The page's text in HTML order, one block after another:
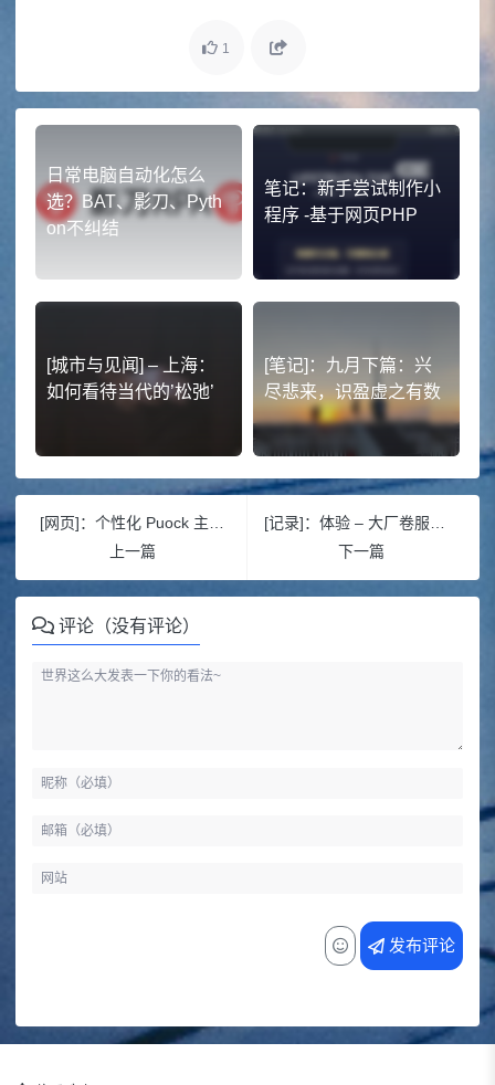
1
日常电脑自动化怎么
选？BAT、影刀、Pyth
on不纠结
笔记：新手尝试制作小
程序 -基于网页PHP
[城市与见闻] – 上海：
如何看待当代的’松弛’
[笔记]：九月下篇：兴
尽悲来，识盈虚之有数
上一篇
下一篇
评论（没有评论）
发布评论